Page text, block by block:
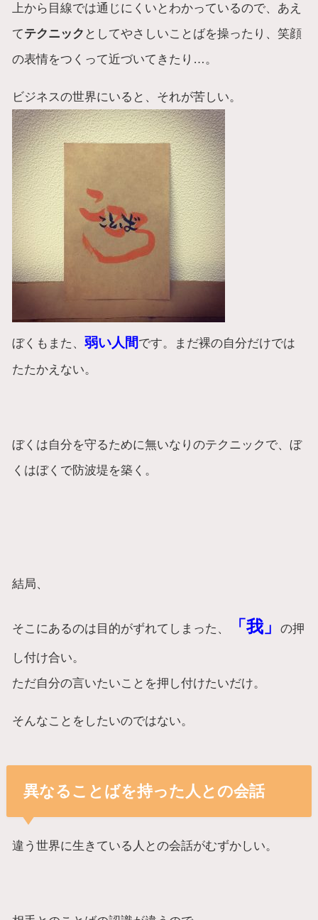
上から目線では通じにくいとわかっているので、あえ
てテクニック としてやさしいことばを操ったり、笑顔
の表情をつくって近づいてきたり…。
ビジネスの世界にいると、それが苦しい。
ぼくもまた、弱い人間です。まだ裸の自分だけでは
たたかえない。
ぼくは自分を守るために無いなりのテクニックで、ぼ
くはぼくで防波堤を築く。
結局、
そこにあるのは目的がずれてしまった、 「我」の押
し付け合い。
ただ自分の言いたいことを押し付けたいだけ。
そんなことをしたいのではない。
異なることばを持った人との会話
違う世界に生きている人との会話がむずかしい。